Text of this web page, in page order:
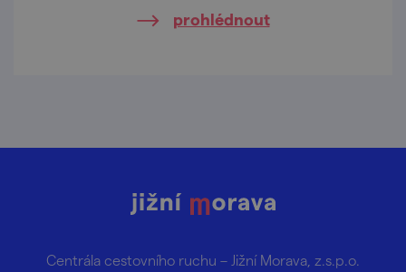
prohlédnout
Centrála cestovního ruchu – Jižní Morava, z.s.p.o.